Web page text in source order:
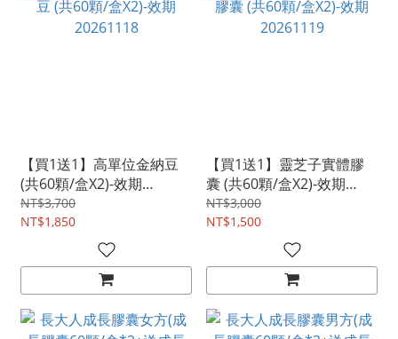
【買1送1】高單位金納豆
(共60顆/盒X2)-效期
20261118
NT$3,700
NT$1,850
【買1送1】靈芝子實體膠
囊 (共60顆/盒X2)-效期
20261119
NT$3,000
NT$1,500